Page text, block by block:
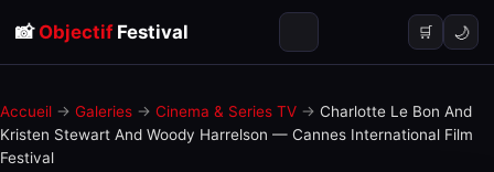
📸 ObjectifFestival 🛒 🌙
Accueil → Galeries → Cinema & Series TV → Charlotte Le Bon And
Kristen Stewart And Woody Harrelson — Cannes International Film
Festival